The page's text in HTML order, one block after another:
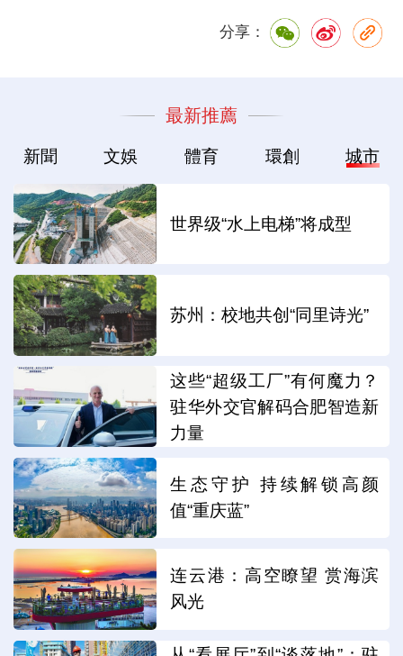
分享：
最新推薦
新聞 文娛 體育 環創 城市
世界级“水上电梯”将成型
苏州：校地共创“同里诗光”
这些“超级工厂”有何魔力？
驻华外交官解码合肥智造新
力量
生态守护 持续解锁高颜
值“重庆蓝”
连云港：高空瞭望 赏海滨
风光